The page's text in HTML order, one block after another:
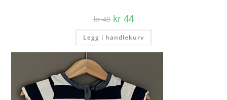
kr49 Opprinnelig
pris
var:
kr 49.
kr44pris
er:
kr 44.
Legg i handlekurv